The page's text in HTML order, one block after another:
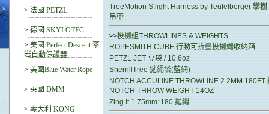
> 法國 PETZL
> 德國 SKYLOTEC
> 美國 Perfect Descent 攀
岩自動保護器
> 美國Blue Water Rope
> 英國 DMM
> 義大利 KONG
TreeMotion S.light Harness by Teufelberger 攀樹
吊帶
>>投擲組THROWLINES & WEIGHTS
ROPESMITH CUBE 行動可折疊投擲繩收納箱
PETZL JET 豆袋 / 10.6oz
SherrillTree 拋繩袋(藍網)
NOTCH ACCULINE THROWLINE 2.2MM 180FT
NOTCH THROW WEIGHT 14OZ
Zing It 1.75mm*180 拋繩